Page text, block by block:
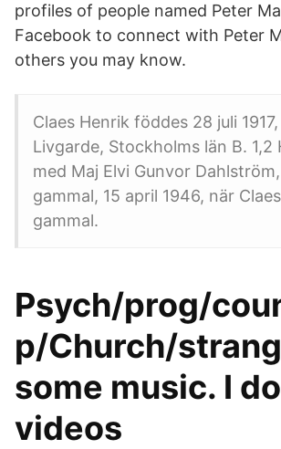
profiles of people named Peter
Facebook to connect with Peter
others you may know.
Claes Henrik föddes 28 juli
Livgarde, Stockholms län B. 1,2
med Maj Elvi Gunvor
gammal, 15 april 1946, när
gammal.
Psych/prog/
p/Church/
some music. I do
videos